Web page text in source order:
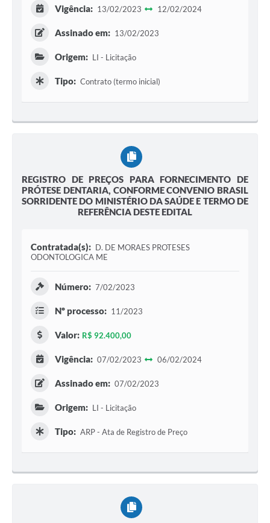
Vigência: 13/02/2023 12/02/2024
Assinado em: 13/02/2023
Origem: LI - Licitação
Tipo: Contrato (termo inicial)
REGISTRO DE PREÇOS PARA FORNECIMENTO DE
PRÓTESE DENTARIA, CONFORME CONVENIO BRASIL
SORRIDENTE DO MINISTÉRIO DA SAÚDE E TERMO DE
REFERÊNCIA DESTE EDITAL
Contratada(s): D. DE MORAES PROTESES
ODONTOLOGICA ME
Número: 7/02/2023
Nº processo: 11/2023
Valor: R$ 92.400,00
Vigência: 07/02/2023 06/02/2024
Assinado em: 07/02/2023
Origem: LI - Licitação
Tipo: ARP - Ata de Registro de Preço